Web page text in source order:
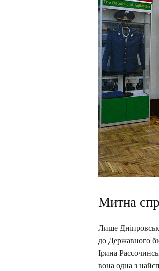
Митна
Лише
до Державного
Ірина
вона одна з